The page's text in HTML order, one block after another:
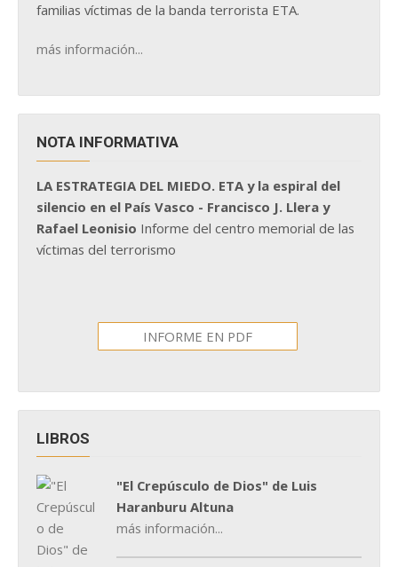
familias víctimas de la banda terrorista ETA.
más información...
NOTA INFORMATIVA
LA ESTRATEGIA DEL MIEDO. ETA y la espiral del
silencio en el País Vasco - Francisco J. Llera y
Rafael Leonisio Informe del centro memorial de las
víctimas del terrorismo
INFORME EN PDF
LIBROS
"El Crepúsculo de Dios" de Luis
Haranburu Altuna
más información...